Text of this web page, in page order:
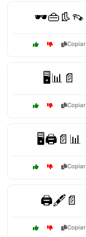
🕶️👜👢👡
Copiar
🖥️📊📄
Copiar
🖥️🖨️📄📊
Copiar
🖨️🖋️📄
Copiar